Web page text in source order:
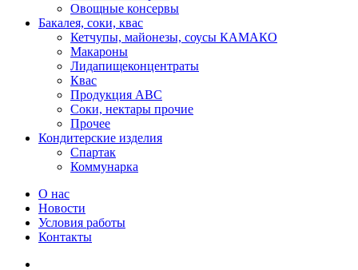
Овощные консервы
Бакалея, соки, квас
Кетчупы, майонезы, соусы КАМАКО
Макароны
Лидапищеконцентраты
Квас
Продукция АВС
Соки, нектары прочие
Прочее
Кондитерские изделия
Спартак
Коммунарка
О нас
Новости
Условия работы
Контакты